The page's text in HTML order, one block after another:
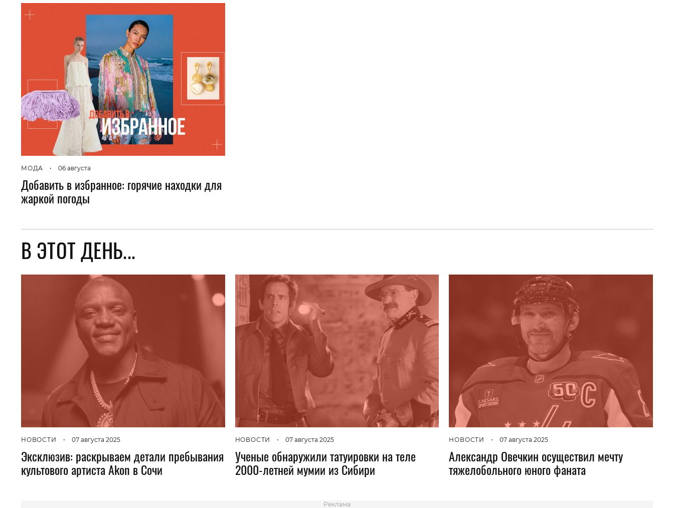
МОДА • 06 августа
Добавить в избранное: горячие находки для
жаркой погоды
В ЭТОТ ДЕНЬ...
НОВОСТИ • 07 августа 2025
Эксклюзив: раскрываем детали пребывания
культового артиста Akon в Сочи
НОВОСТИ • 07 августа 2025
Ученые обнаружили татуировки на теле
2000-летней мумии из Сибири
НОВОСТИ • 07 августа 2025
Александр Овечкин осуществил мечту
тяжелобольного юного фаната
Реклама